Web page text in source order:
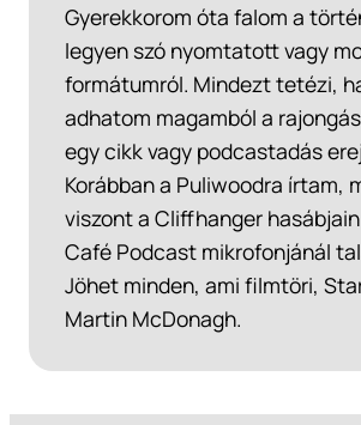
Gyerekkorom óta falom a
legyen szó nyomtatott vagy
formátumról. Mindezt tetézi,
adhatom magamból a
egy cikk vagy podcastadás
Korábban a Puliwoodra írtam,
viszont a Cliffhanger hasábjain
Café Podcast mikrofonjánál
Jöhet minden, ami filmtöri,
Martin McDonagh.